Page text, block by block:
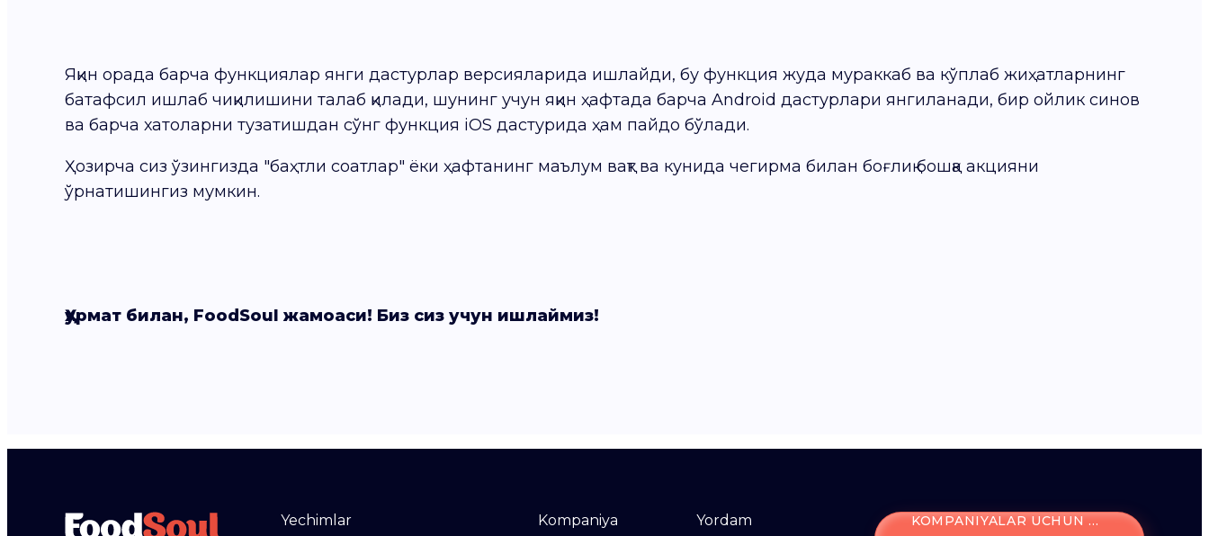
Яқин орада барча функциялар янги дастурлар версияларида ишлайди, бу функция жуда мураккаб ва кўплаб жиҳатларнинг
батафсил ишлаб чиқилишини талаб қилади, шунинг учун яқин ҳафтада барча Android дастурлари янгиланади, бир ойлик синов
ва барча хатоларни тузатишдан сўнг функция iOS дастурида ҳам пайдо бўлади.
Ҳозирча сиз ўзингизда "баҳтли соатлар" ёки ҳафтанинг маълум вақт ва кунида чегирма билан боғлиқ бошқа акцияни
ўрнатишингиз мумкин.
Ҳурмат билан, FoodSoul жамоаси! Биз сиз учун ишлаймиз!
Yechimlar Kompaniya Yordam KOMPANIYALAR UCHUN KIRISH